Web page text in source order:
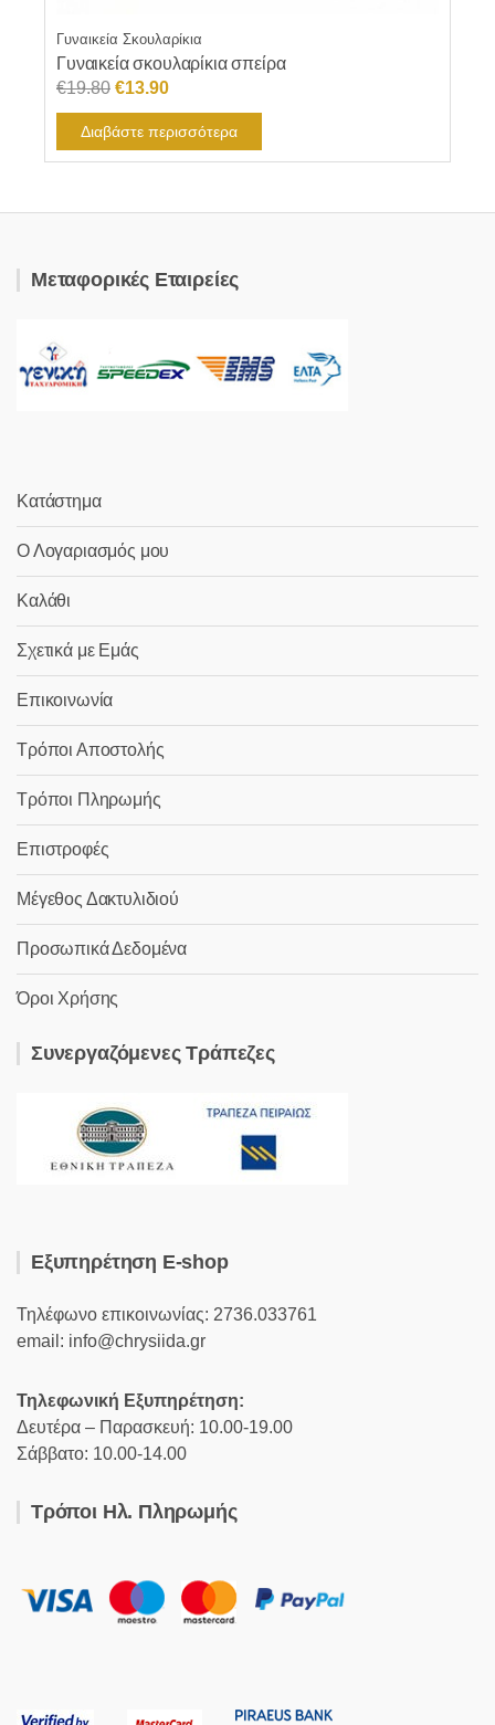
Γυναικεία Σκουλαρίκια
Γυναικεία σκουλαρίκια σπείρα
€19.80 Original
price
was:
€19.80.
€13.90Η
τρέχουσα
τιμή
είναι:
Διαβάστε περισσότερα
Μεταφορικές Εταιρείες
Κατάστημα
Ο Λογαριασμός μου
Καλάθι
Σχετικά με Εμάς
Επικοινωνία
Τρόποι Αποστολής
Τρόποι Πληρωμής
Επιστροφές
Μέγεθος Δακτυλιδιού
Προσωπικά Δεδομένα
Όροι Χρήσης
Συνεργαζόμενες Τράπεζες
Εξυπηρέτηση E-shop
Τηλέφωνο επικοινωνίας: 2736.033761
email: info@chrysiida.gr
Τηλεφωνική Εξυπηρέτηση:
Δευτέρα – Παρασκευή: 10.00-19.00
Σάββατο: 10.00-14.00
Τρόποι Ηλ. Πληρωμής